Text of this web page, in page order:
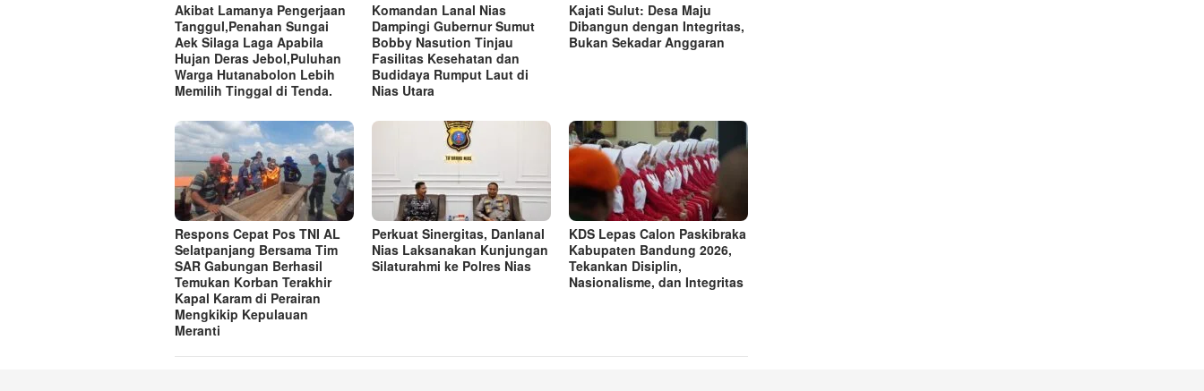
Akibat Lamanya Pengerjaan
Tanggul,Penahan Sungai
Aek Silaga Laga Apabila
Hujan Deras Jebol,Puluhan
Warga Hutanabolon Lebih
Memilih Tinggal di Tenda.
Komandan Lanal Nias
Dampingi Gubernur Sumut
Bobby Nasution Tinjau
Fasilitas Kesehatan dan
Budidaya Rumput Laut di
Nias Utara
Kajati Sulut: Desa Maju
Dibangun dengan Integritas,
Bukan Sekadar Anggaran
Respons Cepat Pos TNI AL
Selatpanjang Bersama Tim
SAR Gabungan Berhasil
Temukan Korban Terakhir
Kapal Karam di Perairan
Mengkikip Kepulauan
Meranti
Perkuat Sinergitas, Danlanal
Nias Laksanakan Kunjungan
Silaturahmi ke Polres Nias
KDS Lepas Calon Paskibraka
Kabupaten Bandung 2026,
Tekankan Disiplin,
Nasionalisme, dan Integritas